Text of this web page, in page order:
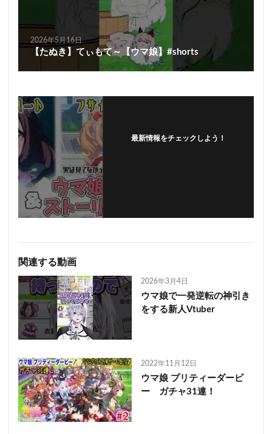
2026年5月16日
【たぬき】てぃもて～【ウマ娘】#shorts
最新情報をチェックしよう！
関連する動画
2026年3月4日
ウマ娘で一発逆転の神引き
をする新人Vtuber
2022年11月12日
ウマ娘 プリティーダービ
ー ガチャ31連！